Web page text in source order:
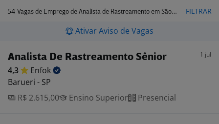
54 Vagas de Emprego de Analista de Rastreamento em São Paulo FILTRAR
Ativar Aviso de Vagas
Analista De Rastreamento Sênior 1 jul
4,3
Enfok
Barueri - SP
R$ 2.615,00
Ensino Superior Presencial